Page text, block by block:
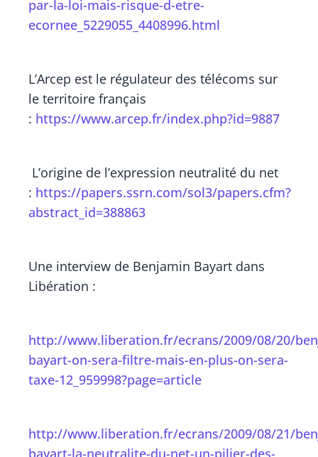
par-la-loi-mais-risque-d-etre-
ecornee_5229055_4408996.html
L’Arcep est le régulateur des télécoms sur
le territoire français
: https://www.arcep.fr/index.php?id=9887
L’origine de l’expression neutralité du net
: https://papers.ssrn.com/sol3/papers.cfm?
abstract_id=388863
Une interview de Benjamin Bayart dans
Libération :
http://www.liberation.fr/ecrans/2009/08/20/
bayart-on-sera-filtre-mais-en-plus-on-sera-
taxe-12_959998?page=article
http://www.liberation.fr/ecrans/2009/08/21/
bayart-la-neutralite-du-net-un-pilier-des-